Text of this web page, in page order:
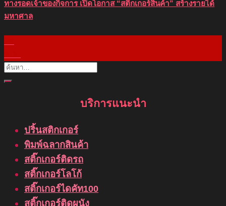
ทางรอดเจ้าของกิจการ เปิดโอกาส “สติ๊กเกอร์สินค้า” สร้างรายได้
มหาศาล
บริการแนะนำ
ปริ้นสติกเกอร์
พิมพ์ฉลากสินค้า
สติ๊กเกอร์ติดรถ
สติ๊กเกอร์โลโก้
สติ๊กเกอร์ไดคัท100
สติ๊กเกอร์ติดผนัง